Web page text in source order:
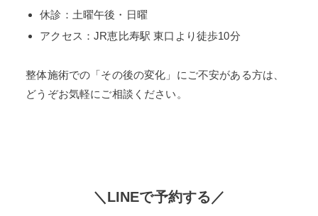
休診：土曜午後・日曜
アクセス：JR恵比寿駅 東口より徒歩10分
整体施術での「その後の変化」にご不安がある方は、
どうぞお気軽にご相談ください。
＼LINEで予約する／